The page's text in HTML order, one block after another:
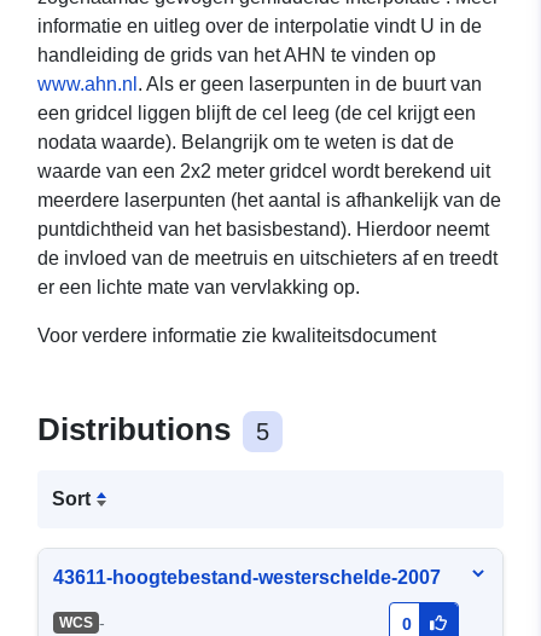
informatie en uitleg over de interpolatie vindt U in de
handleiding de grids van het AHN te vinden op
www.ahn.nl . Als er geen laserpunten in de buurt van
een gridcel liggen blijft de cel leeg (de cel krijgt een
nodata waarde). Belangrijk om te weten is dat de
waarde van een 2x2 meter gridcel wordt berekend uit
meerdere laserpunten (het aantal is afhankelijk van de
puntdichtheid van het basisbestand). Hierdoor neemt
de invloed van de meetruis en uitschieters af en treedt
er een lichte mate van vervlakking op.
Voor verdere informatie zie kwaliteitsdocument
Distributions 5
Sort
43611-hoogtebestand-westerschelde-2007
WCS - 0